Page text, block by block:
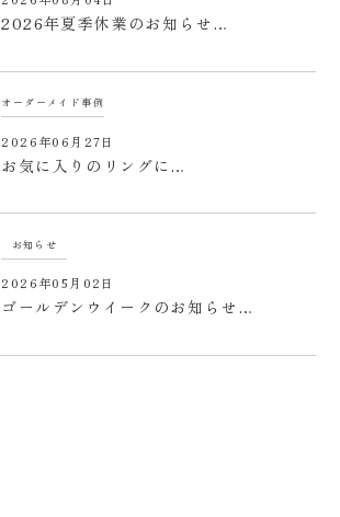
2026年夏季休業のお知らせ…
オーダーメイド事例
2026年06月27日
お気に入りのリングに…
お知らせ
2026年05月02日
ゴールデンウイークのお知らせ…